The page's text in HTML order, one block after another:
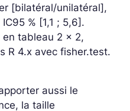
[bilatéral/unilatéral],
% [1,1 ; 5,6].
en tableau 2 × 2,
R 4.x avec fisher.test.
aussi le
la taille